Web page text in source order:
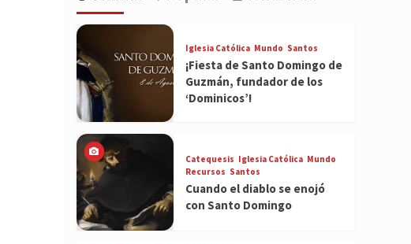
Iglesia Católica Mundo Santos
¡Fiesta de Santo Domingo de
Guzmán, fundador de los
‘Dominicos’!
Catequesis Iglesia Católica Mundo
Recursos Santos
Cuando el diablo se enojó
con Santo Domingo